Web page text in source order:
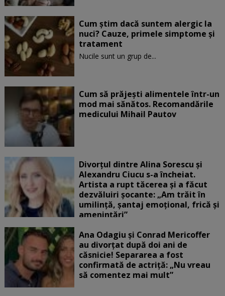
Cum știm dacă suntem alergic la
nuci? Cauze, primele simptome și
tratament
Nucile sunt un grup de...
Cum să prăjești alimentele într-un
mod mai sănătos. Recomandările
medicului Mihail Pautov
Divorțul dintre Alina Sorescu și
Alexandru Ciucu s-a încheiat.
Artista a rupt tăcerea și a făcut
dezvăluiri șocante: „Am trăit în
umilință, șantaj emoțional, frică și
amenințări”
Ana Odagiu și Conrad Mericoffer
au divorțat după doi ani de
căsnicie! Separarea a fost
confirmată de actriță: „Nu vreau
să comentez mai mult”